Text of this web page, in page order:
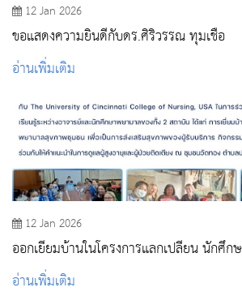
12 Jan 2026
ขอแสดงความยินดีกับดร.ศิริวรรณ ทุมเชื้อ
อ่านเพิ่มเติม
12 Jan 2026
ออกเยี่ยมบ้านในโครงการแลกเปลี่ยน นักศึ
อเมริกา
อ่านเพิ่มเติม